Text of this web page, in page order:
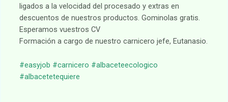
ligados a la velocidad del procesado y extras en
descuentos de nuestros productos. Gominolas gratis.
Esperamos vuestros CV
Formación a cargo de nuestro carnicero jefe, Eutanasio.
#easyjob #carnicero #albaceteecologico
#albacetetequiere